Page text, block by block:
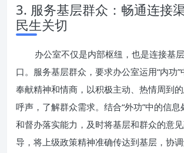
3. 服务基层群众：畅通连接
民生关切
办公室不仅是内部枢纽，也是连接基
口。服务基层群众，要求办公室运用“内功”
奉献精神和情商，以积极主动、热情周到
呼声，了解群众需求。结合“外功”中的信
和督办落实能力，及时将基层和群众的意
导，将上级政策精神准确传达到基层，协